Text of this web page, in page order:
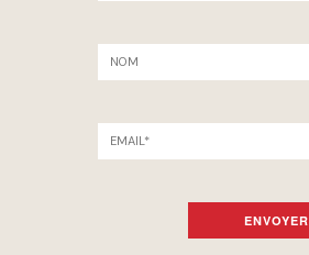
ENVOYER